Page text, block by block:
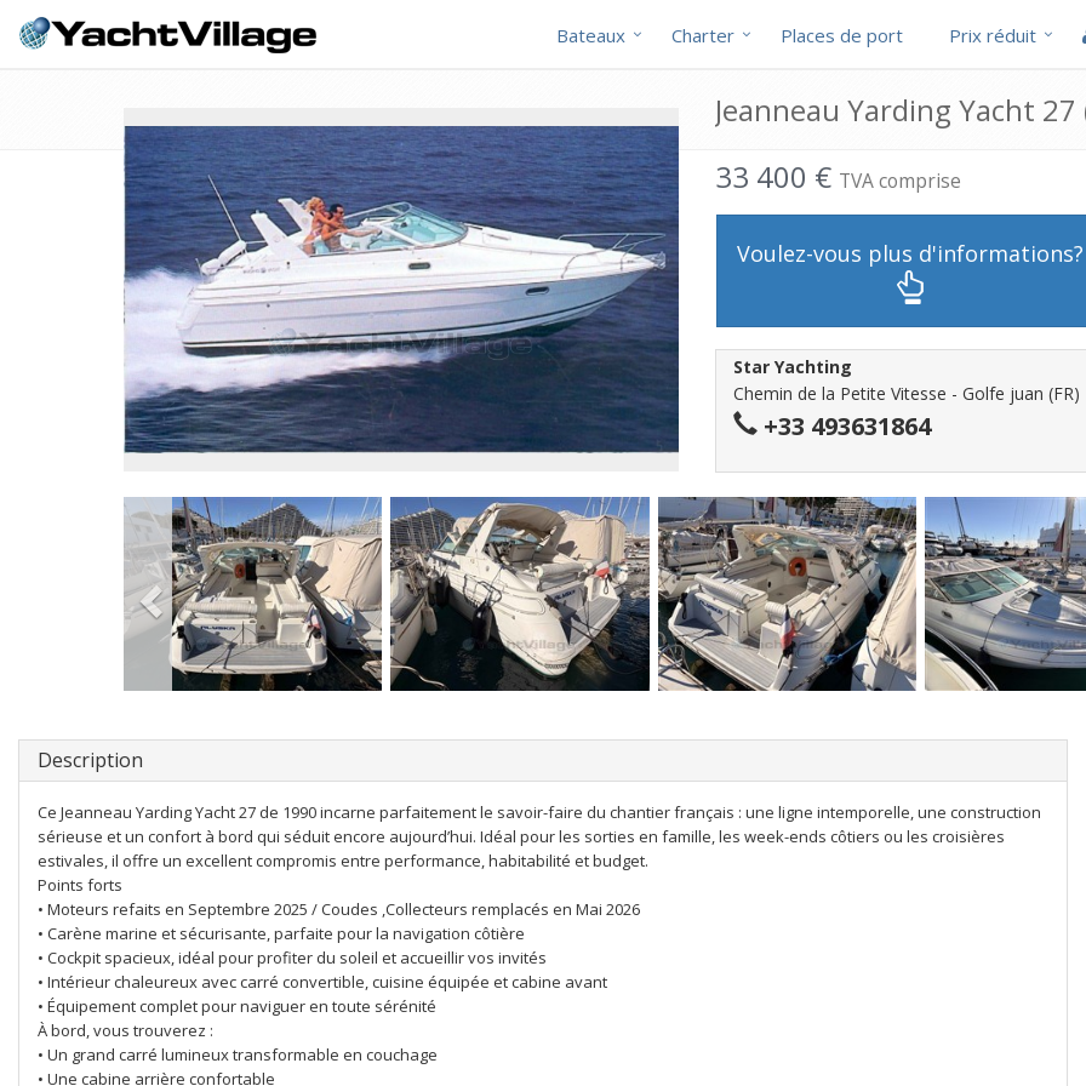
Bateaux Charter Places de port Prix réduit
Jeanneau Yarding Yacht
33 400 € TVA comprise
Voulez-vous plus d'informations?
Star Yachting
Chemin de la Petite Vitesse - Golfe juan (FR)
+33 493631864
Description
Ce Jeanneau Yarding Yacht 27 de 1990 incarne parfaitement le savoir-faire du chantier français : une ligne intemporelle, une construction
sérieuse et un confort à bord qui séduit encore aujourd’hui. Idéal pour les sorties en famille, les week-ends côtiers ou les croisières
estivales, il offre un excellent compromis entre performance, habitabilité et budget.
Points forts
• Moteurs refaits en Septembre 2025 / Coudes ,Collecteurs remplacés en Mai 2026
• Carène marine et sécurisante, parfaite pour la navigation côtière
• Cockpit spacieux, idéal pour profiter du soleil et accueillir vos invités
• Intérieur chaleureux avec carré convertible, cuisine équipée et cabine avant
• Équipement complet pour naviguer en toute sérénité
À bord, vous trouverez :
• Un grand carré lumineux transformable en couchage
• Une cabine arrière confortable